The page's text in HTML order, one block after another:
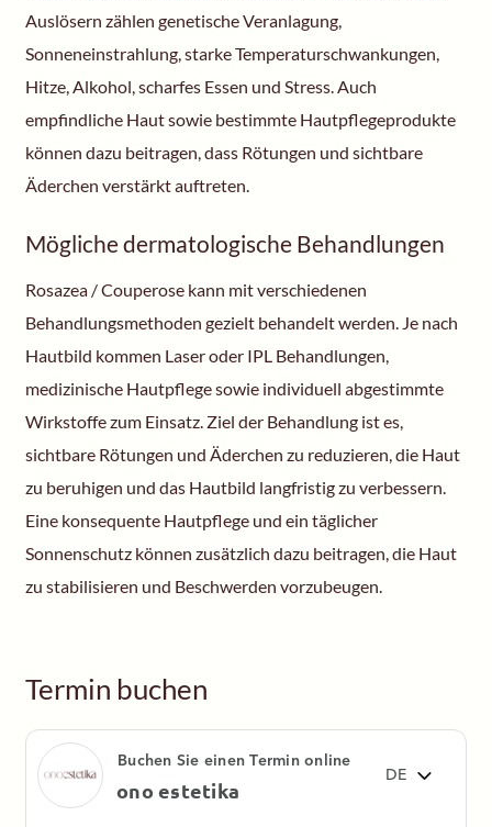
Auslösern zählen genetische Veranlagung,
Sonneneinstrahlung, starke Temperaturschwankungen,
Hitze, Alkohol, scharfes Essen und Stress. Auch
empfindliche Haut sowie bestimmte Hautpflegeprodukte
können dazu beitragen, dass Rötungen und sichtbare
Äderchen verstärkt auftreten.
Mögliche dermatologische Behandlungen
Rosazea / Couperose kann mit verschiedenen
Behandlungsmethoden gezielt behandelt werden. Je nach
Hautbild kommen Laser oder IPL Behandlungen,
medizinische Hautpflege sowie individuell abgestimmte
Wirkstoffe zum Einsatz. Ziel der Behandlung ist es,
sichtbare Rötungen und Äderchen zu reduzieren, die Haut
zu beruhigen und das Hautbild langfristig zu verbessern.
Eine konsequente Hautpflege und ein täglicher
Sonnenschutz können zusätzlich dazu beitragen, die Haut
zu stabilisieren und Beschwerden vorzubeugen.
Termin buchen